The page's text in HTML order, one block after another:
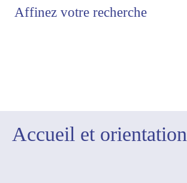
Affinez votre recherche
Accueil et orientation